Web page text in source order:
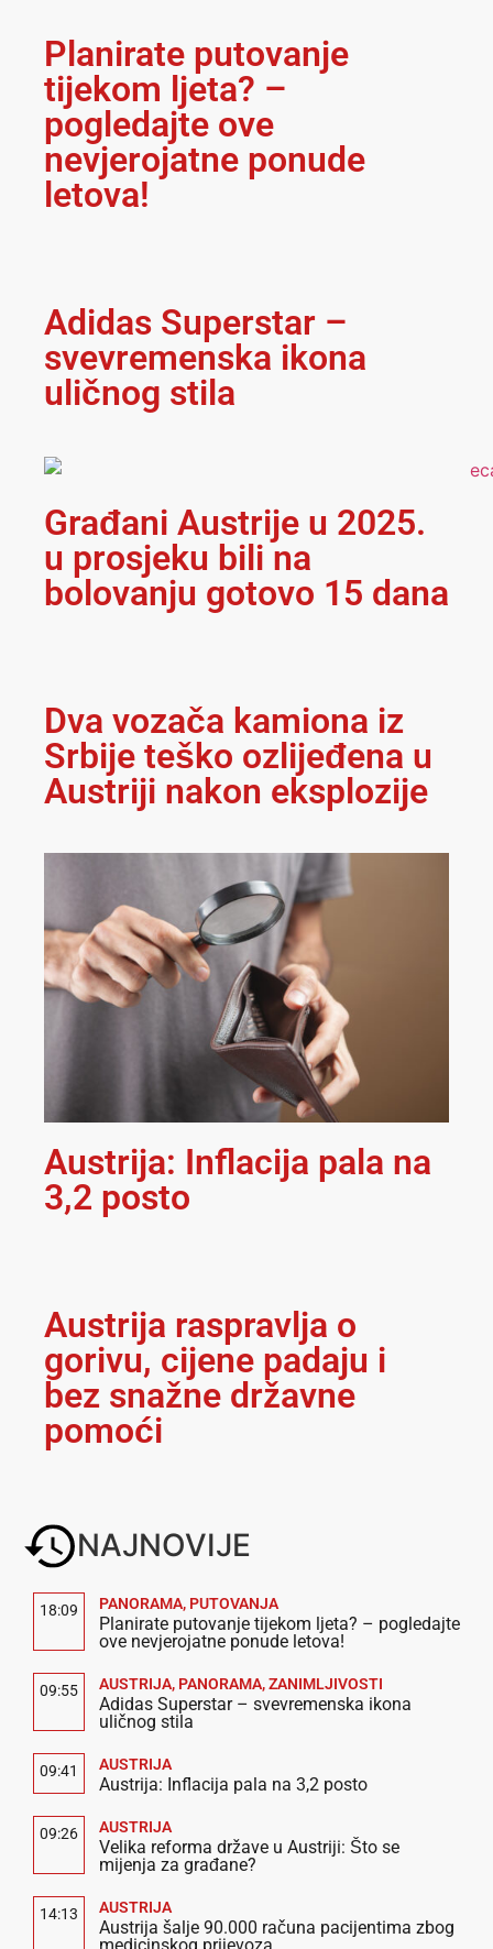
Planirate putovanje
tijekom ljeta? –
pogledajte ove
nevjerojatne ponude
letova!
Adidas Superstar –
svevremenska ikona
uličnog stila
Građani Austrije u 2025.
u prosjeku bili na
bolovanju gotovo 15 dana
Dva vozača kamiona iz
Srbije teško ozlijeđena u
Austriji nakon eksplozije
Austrija: Inflacija pala na
3,2 posto
Austrija raspravlja o
gorivu, cijene padaju i
bez snažne državne
pomoći
NAJNOVIJE
18:09 PANORAMA, PUTOVANJA
Planirate putovanje tijekom ljeta? – pogledajte
ove nevjerojatne ponude letova!
09:55 AUSTRIJA, PANORAMA,ZANIMLJIVOSTI
Adidas Superstar – svevremenska ikona
uličnog stila
09:41 AUSTRIJA
Austrija: Inflacija pala na 3,2 posto
09:26 AUSTRIJA
Velika reforma države u Austriji: Što se
mijenja za građane?
14:13 AUSTRIJA
Austrija šalje 90.000 računa pacijentima zbog